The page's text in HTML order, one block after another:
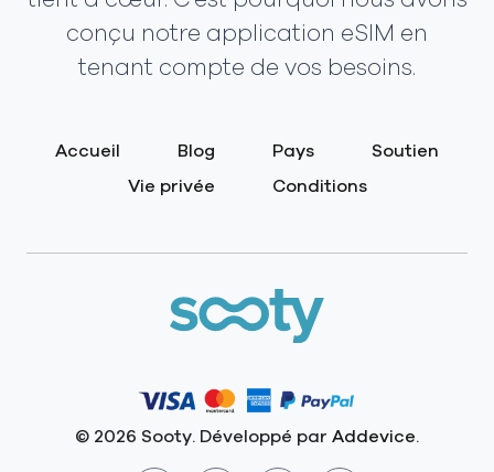
conçu notre application eSIM en
tenant compte de vos besoins.
Accueil Blog Pays
Soutien
Vie privée
Conditions
© 2026 Sooty. Développé par Addevice.